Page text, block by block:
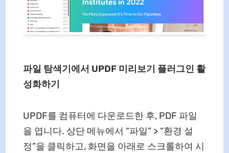
파일 탐색기에서 UPDF 미리보기 플러그인 활
성화하기
UPDF를 컴퓨터에 다운로드한 후, PDF 파일
을 엽니다. 상단 메뉴에서 “파일” > “환경 설
정”을 클릭하고, 화면을 아래로 스크롤하여 시